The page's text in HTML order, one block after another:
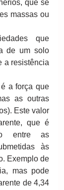
que se
massas ou
que
de um solo
a resistência
as outras
Este valor
que é
entre as
às
Exemplo de
mas pode
de 4,34